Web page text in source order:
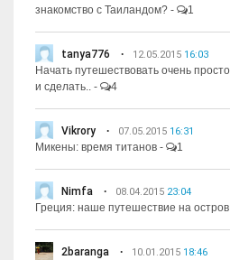
знакомство с Таиландом? - 1
tanya776 12.05.2015 16:03
Начать путешествовать очень
и сделать..
- 4
Vikrory 07.05.2015 16:31
Микены: время титанов - 1
Nimfa 08.04.2015 23:04
Греция: наше путешествие на
2baranga 10.01.2015 18:46